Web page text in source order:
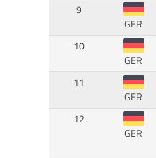
9
GER
10
GER
11
GER
12
GER